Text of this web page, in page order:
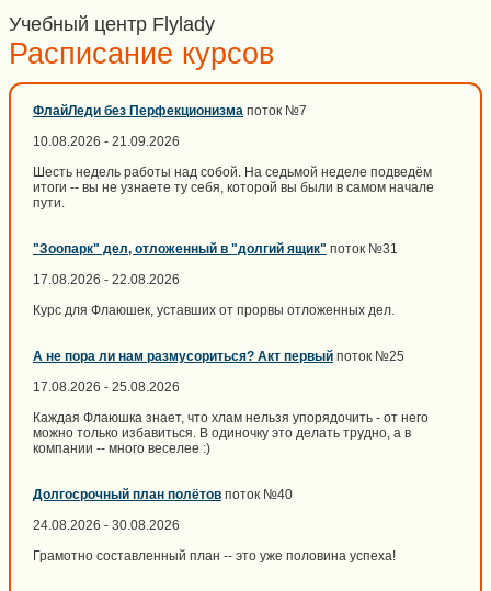
Учебный центр Flylady
Расписание курсов
ФлайЛеди без Перфекционизма поток №7
10.08.2026 - 21.09.2026
Шесть недель работы над собой. На седьмой неделе подведём
итоги -- вы не узнаете ту себя, которой вы были в самом начале
пути.
"Зоопарк" дел, отложенный в "долгий ящик" поток №31
17.08.2026 - 22.08.2026
Курс для Флаюшек, уставших от прорвы отложенных дел.
А не пора ли нам размусориться? Акт первый поток №25
17.08.2026 - 25.08.2026
Каждая Флаюшка знает, что хлам нельзя упорядочить - от него
можно только избавиться. В одиночку это делать трудно, а в
компании -- много веселее :)
Долгосрочный план полётов поток №40
24.08.2026 - 30.08.2026
Грамотно составленный план -- это уже половина успеха!